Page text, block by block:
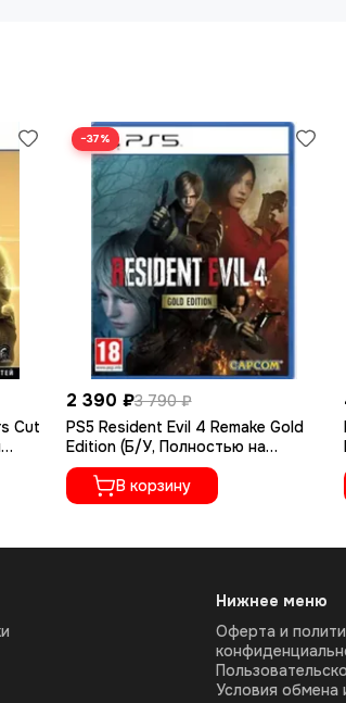
Cut
−37%
2 390 ₽3 790 ₽
PS5 Resident Evil 4 Remake Gold
Edition (Б/У, Полностью на
русском языке, PPSA-07412)
В корзину
Нижнее меню
Оферта и
Условия обмена